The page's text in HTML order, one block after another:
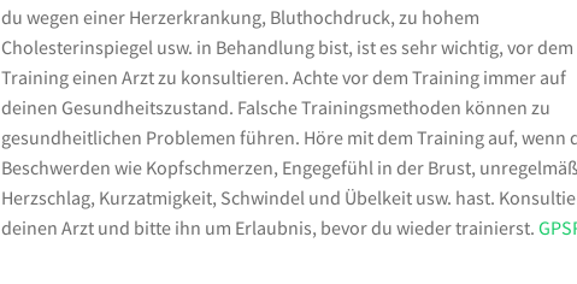
du wegen einer Herzerkrankung, Bluthochdruck, zu hohem
Cholesterinspiegel usw. in Behandlung bist, ist es sehr wichtig, vor dem
Training einen Arzt zu konsultieren. Achte vor dem Training immer auf
deinen Gesundheitszustand. Falsche Trainingsmethoden können zu
gesundheitlichen Problemen führen. Höre mit dem Training auf, wenn
Beschwerden wie Kopfschmerzen, Engegefühl in der Brust,
Herzschlag, Kurzatmigkeit, Schwindel und Übelkeit usw. hast.
deinen Arzt und bitte ihn um Erlaubnis, bevor du wieder trainierst.